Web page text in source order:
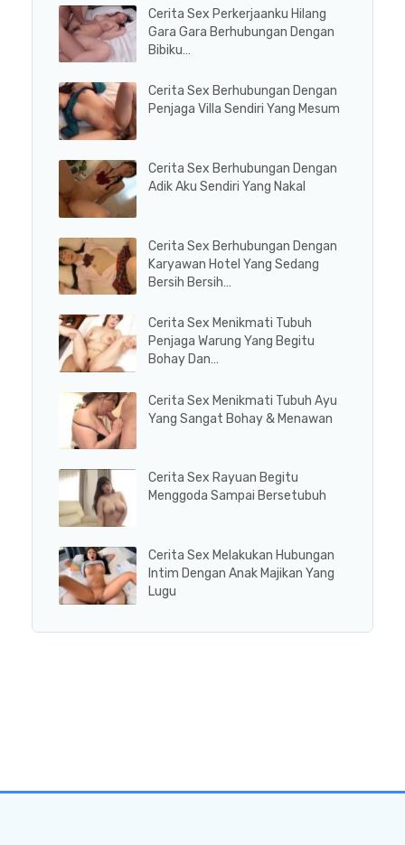
Cerita Sex Perkerjaanku Hilang
Gara Gara Berhubungan Dengan
Bibiku…
Cerita Sex Berhubungan Dengan
Penjaga Villa Sendiri Yang Mesum
Cerita Sex Berhubungan Dengan
Adik Aku Sendiri Yang Nakal
Cerita Sex Berhubungan Dengan
Karyawan Hotel Yang Sedang
Bersih Bersih…
Cerita Sex Menikmati Tubuh
Penjaga Warung Yang Begitu
Bohay Dan…
Cerita Sex Menikmati Tubuh Ayu
Yang Sangat Bohay & Menawan
Cerita Sex Rayuan Begitu
Menggoda Sampai Bersetubuh
Cerita Sex Melakukan Hubungan
Intim Dengan Anak Majikan Yang
Lugu